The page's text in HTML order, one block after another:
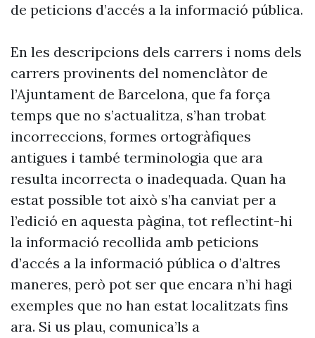
de peticions d’accés a la informació pública.
En les descripcions dels carrers i noms dels
carrers provinents del nomenclàtor de
l’Ajuntament de Barcelona, que fa força
temps que no s’actualitza, s’han trobat
incorreccions, formes ortogràfiques
antigues i també terminologia que ara
resulta incorrecta o inadequada. Quan ha
estat possible tot això s’ha canviat per a
l’edició en aquesta pàgina, tot reflectint-hi
la informació recollida amb peticions
d’accés a la informació pública o d’altres
maneres, però pot ser que encara n’hi hagi
exemples que no han estat localitzats fins
ara. Si us plau, comunica’ls a